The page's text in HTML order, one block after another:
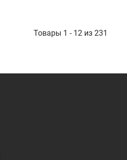
Товары 1 - 12 из 231